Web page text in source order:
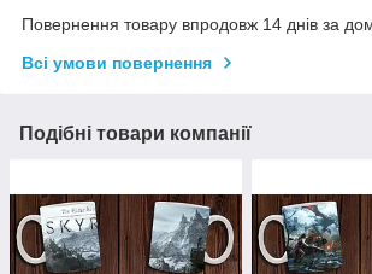
Повернення товару впродовж 14 днів за
Всі умови повернення
Подібні товари компанії